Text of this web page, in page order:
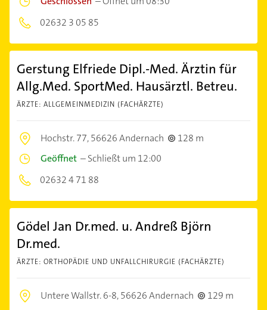
02632 3 05 85
Gerstung Elfriede Dipl.-Med. Ärztin für
Allg.Med. SportMed. Hausärztl. Betreu.
ÄRZTE: ALLGEMEINMEDIZIN (FACHÄRZTE)
Hochstr. 77,56626 Andernach
128 m
Geöffnet –Schließt um 12:00
02632 4 71 88
Gödel Jan Dr.med. u. Andreß Björn
Dr.med.
ÄRZTE: ORTHOPÄDIE UND UNFALLCHIRURGIE (FACHÄRZTE)
Untere Wallstr. 6-8,56626 Andernach 129 m